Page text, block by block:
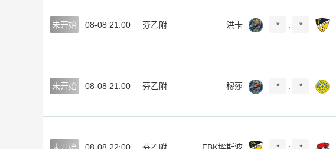
未开始 08-08 21:00 芬乙附 洪卡 * : *
未开始 08-08 21:00 芬乙附 穆莎 * : *
未开始 08-08 22:00 芬乙附 EBK埃斯波 * : *